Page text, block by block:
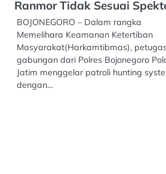
Ranmor Tidak Sesuai
BOJONEGORO – Dalam rangka
Memelihara Keamanan Ketertiban
Masyarakat(Harkamtibmas),
gabungan dari Polres Bojonegoro
Jatim menggelar patroli hunting
dengan…